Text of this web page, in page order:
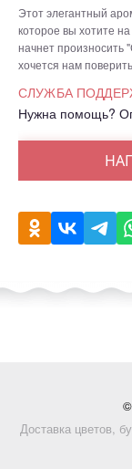
Этот элегантный
которое вы хотите
начнет произносить
хочется нам
СЛУЖБА
Нужна помощь?
Доставка цветов,